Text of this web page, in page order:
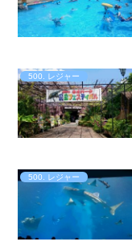
500. レジャー
500. レジャー